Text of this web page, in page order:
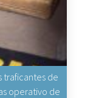
traficantes de
operativo de